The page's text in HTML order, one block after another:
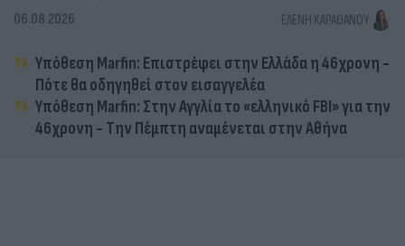
06.08.2026 ΕΛΈΝΗ ΚΑΡΑΘΆΝΟΥ
Υπόθεση Marfin: Επιστρέφει στην Ελλάδα η 46χρονη -
Πότε θα οδηγηθεί στον εισαγγελέα
Υπόθεση Marfin: Στην Αγγλία το «ελληνικό FBI» για την
46χρονη - Την Πέμπτη αναμένεται στην Αθήνα